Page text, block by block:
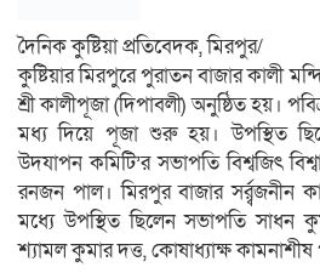
দৈনিক কুষ্টিয়া প্রতিবেদক, মিরপুর/
কুষ্টিয়ার মিরপুরে পুরাতন বাজার কালী
শ্রী কালীপূজা (দিপাবলী) অনুষ্ঠিত হয়।
মধ্য দিয়ে পূজা শুরু হয়। উপস্থিত
উদযাপন কমিটি’র সভাপতি বিশ্বজিৎ
রনজন পাল। মিরপুর বাজার সর্র্বজনীন
মধ্যে উপস্থিত ছিলেন সভাপতি সাধন
শ্যামল কুমার দত্ত, কোষাধ্যাক্ষ কামনাশীষ